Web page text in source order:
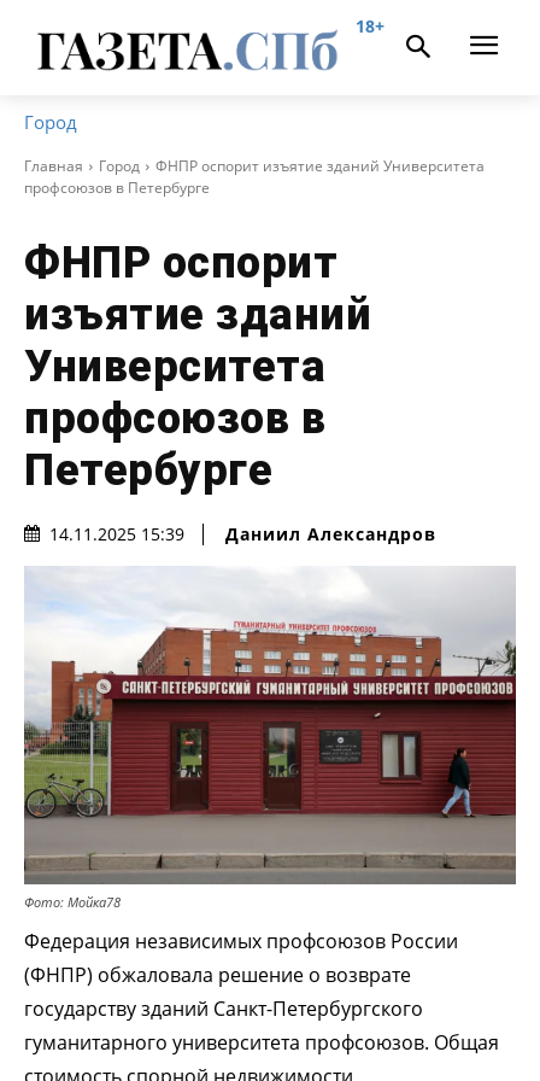
18+
Город
Главная Город
ФНПР оспорит изъятие зданий Университета
профсоюзов в Петербурге
ФНПР оспорит
изъятие зданий
Университета
профсоюзов в
Петербурге
14.11.2025 15:39 Даниил Александров
Фото: Мойка78
Федерация независимых профсоюзов России
(ФНПР) обжаловала решение о возврате
государству зданий Санкт-Петербургского
гуманитарного университета профсоюзов. Общая
стоимость спорной недвижимости